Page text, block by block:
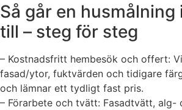
Så går en husmålning
till – steg för steg
– Kostnadsfritt hembesök och offert:
fasad/ytor, fuktvärden och tidigare
och lämnar ett tydligt fast pris.
– Förarbete och tvätt: Fasadtvätt, alg-